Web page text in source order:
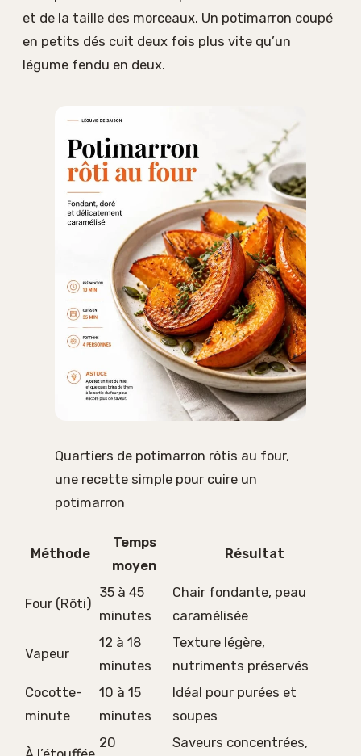
et de la taille des morceaux. Un potimarron coupé
en petits dés cuit deux fois plus vite qu’un
légume fendu en deux.
Quartiers de potimarron rôtis au four,
une recette simple pour cuire un
potimarron
Méthode
Temps
moyen
Résultat
Four (Rôti)
35 à 45
minutes
Chair fondante, peau
caramélisée
Vapeur
12 à 18
minutes
Texture légère,
nutriments préservés
Cocotte-
minute
10 à 15
minutes
Idéal pour purées et
soupes
20 Saveurs concentrées,